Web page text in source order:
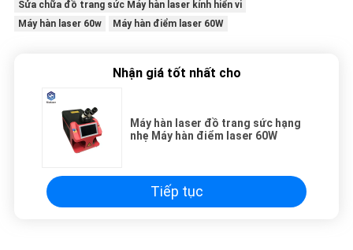
Sửa chữa đồ trang sức Máy hàn laser kính hiển vi
Máy hàn laser 60w
Máy hàn điểm laser 60W
Nhận giá tốt nhất cho
Máy hàn laser đồ trang sức hạng
nhẹ Máy hàn điểm laser 60W
Tiếp tục